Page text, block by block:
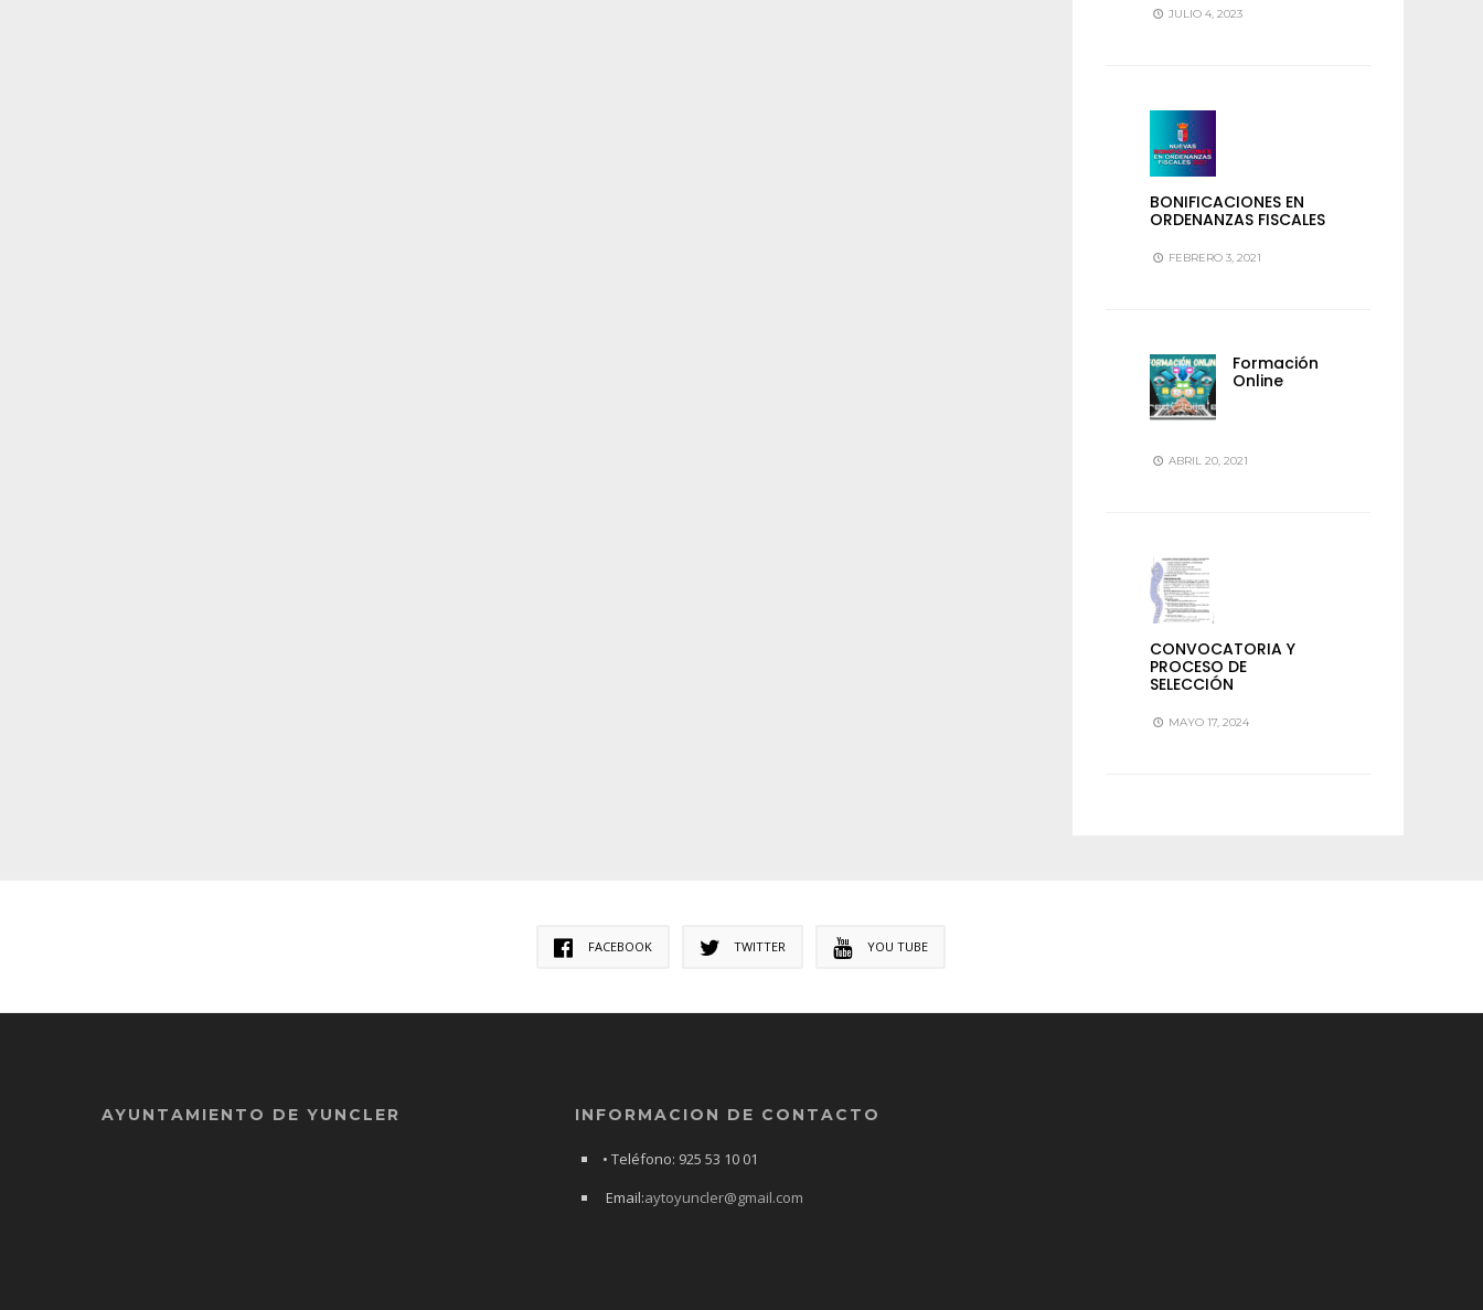
JULIO 4, 2023
BONIFICACIONES EN
ORDENANZAS FISCALES
FEBRERO 3, 2021
Formación
Online
ABRIL 20, 2021
CONVOCATORIA Y
PROCESO DE
SELECCIÓN
MAYO 17, 2024
FACEBOOK TWITTER YOU TUBE
AYUNTAMIENTO DE YUNCLER INFORMACION DE CONTACTO
• Teléfono: 925 53 10 01
Email:aytoyuncler@gmail.com